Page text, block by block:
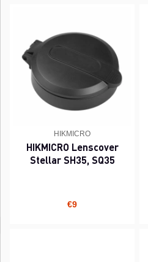
HIKMICRO
HIKMICRO Lenscover
Stellar SH35, SQ35
€9